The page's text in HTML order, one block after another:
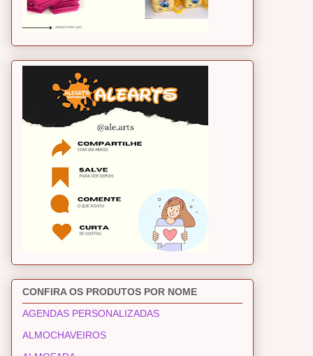
CONFIRA OS PRODUTOS POR NOME
AGENDAS PERSONALIZADAS
ALMOCHAVEIROS